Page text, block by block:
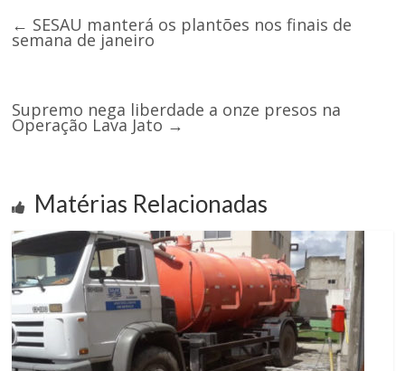
← SESAU manterá os plantões nos finais de
semana de janeiro
Supremo nega liberdade a onze presos na
Operação Lava Jato →
Matérias Relacionadas